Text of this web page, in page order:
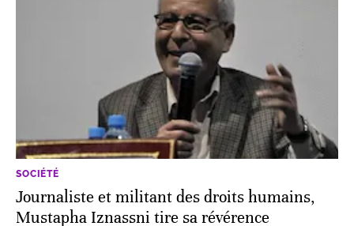
SOCIÉTÉ
Journaliste et militant des droits humains,
Mustapha Iznassni tire sa révérence